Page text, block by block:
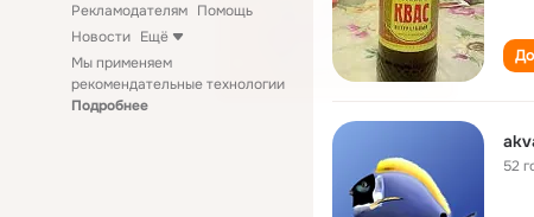
Рекламодателям Помощь
Новости Ещё
Мы применяем
рекомендательные технологии
Подробнее
52